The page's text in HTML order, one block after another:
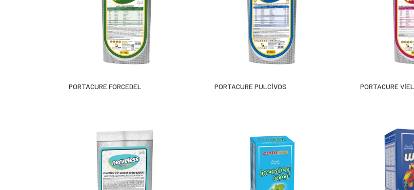
PORTACURE FORCEDEL PORTACURE PULCİVOS PORTACURE